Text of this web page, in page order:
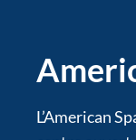
L’American